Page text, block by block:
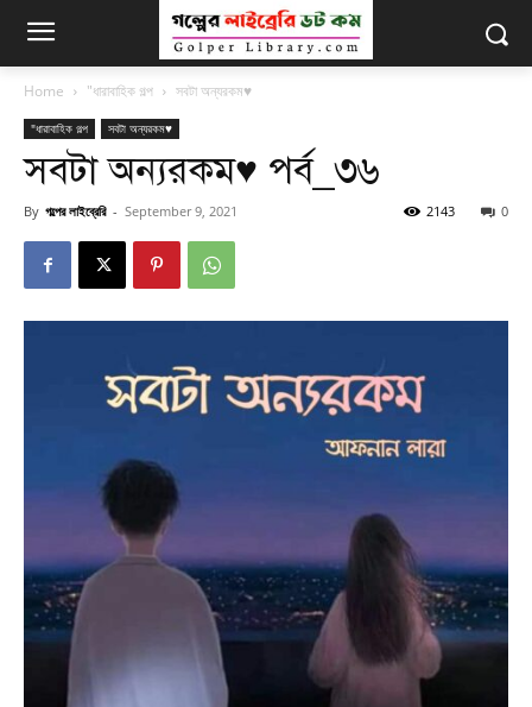
Home "ধারাবাহিক গল্প সবটা অন্যরকম♥
"ধারাবাহিক গল্প সবটা অন্যরকম♥
সবটা অন্যরকম♥ পর্ব_৩৬
By গল্পের লাইব্রেরি - September 9, 2021 0
2143